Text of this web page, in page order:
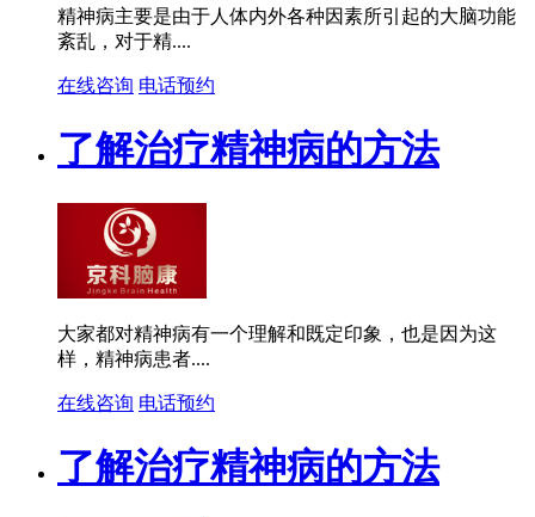
精神病主要是由于人体内外各种因素所引起的大脑功能
紊乱，对于精....
在线咨询 电话预约
了解治疗精神病的方法
大家都对精神病有一个理解和既定印象，也是因为这
样，精神病患者....
在线咨询 电话预约
了解治疗精神病的方法